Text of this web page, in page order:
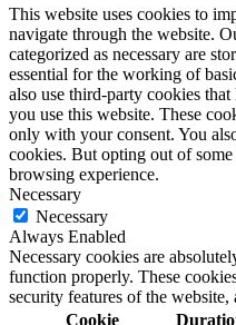
This website uses cookies to
navigate through the website.
categorized as necessary are
essential for the working of
also use third-party cookies
you use this website. These
only with your consent. You
cookies. But opting out of
browsing experience.
Necessary
Necessary
Always Enabled
Necessary cookies are
function properly. These
security features of the website,
Cookie